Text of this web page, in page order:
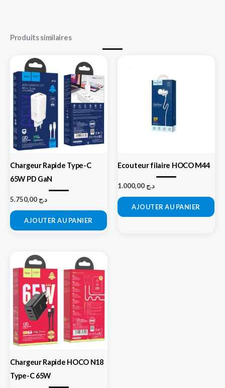
Produits similaires
Chargeur Rapide Type-C
65W PD GaN
د.ج
AJOUTER AU PANIER
Ecouteur filaire HOCO M44
د.ج
AJOUTER AU PANIER
Chargeur Rapide HOCO N18
Type-C 65W